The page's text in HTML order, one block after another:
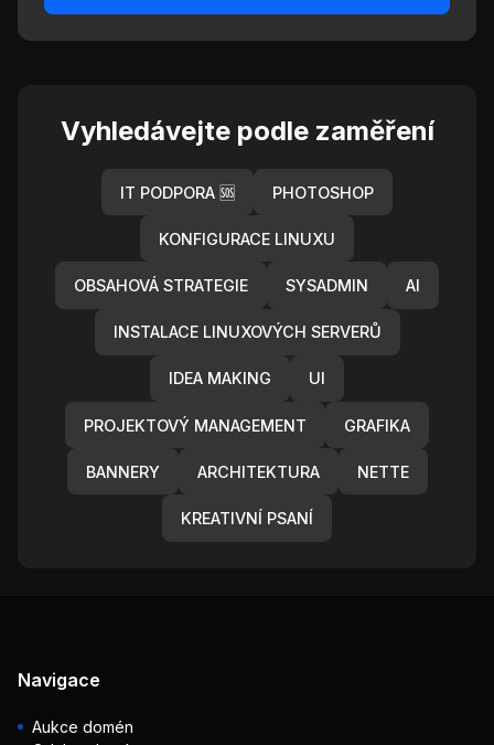
Vyhledávejte podle zaměření
IT PODPORA 🆘 PHOTOSHOP
KONFIGURACE LINUXU
OBSAHOVÁ STRATEGIE SYSADMIN AI
INSTALACE LINUXOVÝCH SERVERŮ
IDEA MAKING UI
PROJEKTOVÝ MANAGEMENT GRAFIKA
BANNERY ARCHITEKTURA NETTE
KREATIVNÍ PSANÍ
Navigace
Aukce domén